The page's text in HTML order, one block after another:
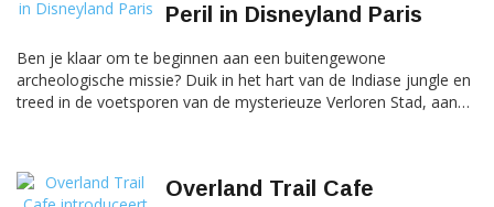
Peril in Disneyland Paris
Ben je klaar om te beginnen aan een buitengewone
archeologische missie? Duik in het hart van de Indiase jungle en
treed in de voetsporen van de mysterieuze Verloren Stad, aan…
Overland Trail Cafe